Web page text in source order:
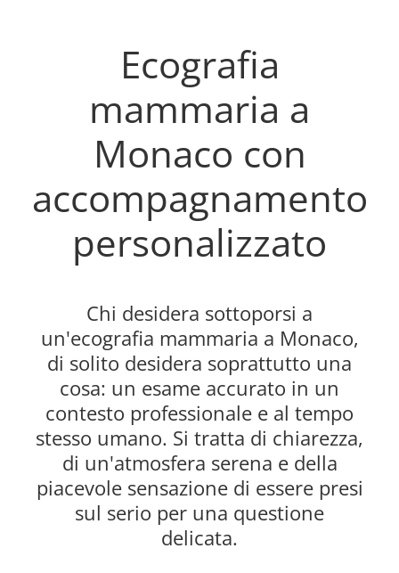
Ecografia
mammaria a
Monaco con
accompagnamento
personalizzato
Chi desidera sottoporsi a
un'ecografia mammaria a Monaco,
di solito desidera soprattutto una
cosa: un esame accurato in un
contesto professionale e al tempo
stesso umano. Si tratta di chiarezza,
di un'atmosfera serena e della
piacevole sensazione di essere presi
sul serio per una questione
delicata.